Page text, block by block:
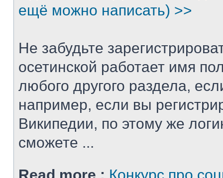
ещё можно написать) >>
Не забудьте
осетинской работает имя
любого другого раздела,
например, если вы
Википедии, по этому же
сможете ...